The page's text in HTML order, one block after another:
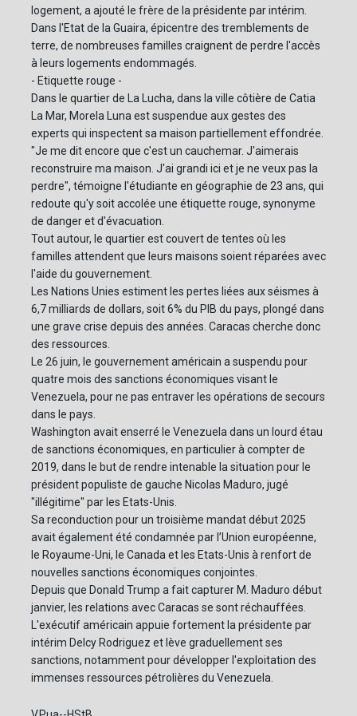
logement, a ajouté le frère de la présidente par intérim.
Dans l'Etat de la Guaira, épicentre des tremblements de
terre, de nombreuses familles craignent de perdre l'accès
à leurs logements endommagés.
- Etiquette rouge -
Dans le quartier de La Lucha, dans la ville côtière de Catia
La Mar, Morela Luna est suspendue aux gestes des
experts qui inspectent sa maison partiellement effondrée.
"Je me dit encore que c'est un cauchemar. J'aimerais
reconstruire ma maison. J'ai grandi ici et je ne veux pas la
perdre", témoigne l'étudiante en géographie de 23 ans, qui
redoute qu'y soit accolée une étiquette rouge, synonyme
de danger et d'évacuation.
Tout autour, le quartier est couvert de tentes où les
familles attendent que leurs maisons soient réparées avec
l'aide du gouvernement.
Les Nations Unies estiment les pertes liées aux séismes à
6,7 milliards de dollars, soit 6% du PIB du pays, plongé dans
une grave crise depuis des années. Caracas cherche donc
des ressources.
Le 26 juin, le gouvernement américain a suspendu pour
quatre mois des sanctions économiques visant le
Venezuela, pour ne pas entraver les opérations de secours
dans le pays.
Washington avait enserré le Venezuela dans un lourd étau
de sanctions économiques, en particulier à compter de
2019, dans le but de rendre intenable la situation pour le
président populiste de gauche Nicolas Maduro, jugé
"illégitime" par les Etats-Unis.
Sa reconduction pour un troisième mandat début 2025
avait également été condamnée par l’Union européenne,
le Royaume-Uni, le Canada et les Etats-Unis à renfort de
nouvelles sanctions économiques conjointes.
Depuis que Donald Trump a fait capturer M. Maduro début
janvier, les relations avec Caracas se sont réchauffées.
L'exécutif américain appuie fortement la présidente par
intérim Delcy Rodriguez et lève graduellement ses
sanctions, notamment pour développer l'exploitation des
immenses ressources pétrolières du Venezuela.